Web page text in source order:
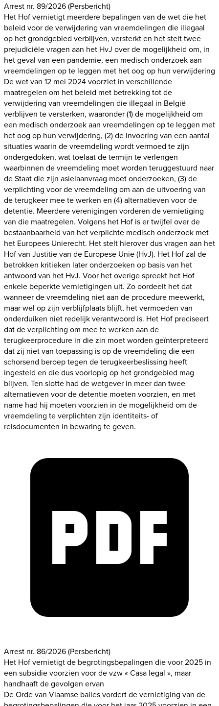
Arrest nr. 89/2026(Persbericht)
Het Hof vernietigt meerdere bepalingen van de wet die het
beleid voor de verwijdering van vreemdelingen die illegaal
op het grondgebied verblijven, versterkt en het stelt twee
prejudiciële vragen aan het HvJ over de mogelijkheid om, in
het geval van een pandemie, een medisch onderzoek aan
vreemdelingen op te leggen met het oog op hun verwijdering
De wet van 12 mei 2024 voorziet in verschillende
maatregelen om het beleid met betrekking tot de
verwijdering van vreemdelingen die illegaal in België
verblijven te versterken, waaronder (1) de mogelijkheid om
een medisch onderzoek aan vreemdelingen op te leggen met
het oog op hun verwijdering, (2) de invoering van een aantal
situaties waarin de vreemdeling wordt vermoed te zijn
ondergedoken, wat toelaat de termijn te verlengen
waarbinnen de vreemdeling moet worden teruggestuurd naar
de Staat die zijn asielaanvraag moet onderzoeken, (3) de
verplichting voor de vreemdeling om aan de uitvoering van
de terugkeer mee te werken en (4) alternatieven voor de
detentie. Meerdere verenigingen vorderen de vernietiging
van die maatregelen. Volgens het Hof is er twijfel over de
bestaanbaarheid van het verplichte medisch onderzoek met
het Europees Unierecht. Het stelt hierover dus vragen aan het
Hof van Justitie van de Europese Unie (HvJ). Het Hof zal de
betrokken kritieken later onderzoeken op basis van het
antwoord van het HvJ. Voor het overige spreekt het Hof
enkele beperkte vernietigingen uit. Zo oordeelt het dat
wanneer de vreemdeling niet aan de procedure meewerkt,
maar wel op zijn verblijfplaats blijft, het vermoeden van
onderduiken niet redelijk verantwoord is. Het Hof preciseert
dat de verplichting om mee te werken aan de
terugkeerprocedure in die zin moet worden geïnterpreteerd
dat zij niet van toepassing is op de vreemdeling die een
schorsend beroep tegen de terugkeerbeslissing heeft
ingesteld en die dus voorlopig op het grondgebied mag
blijven. Ten slotte had de wetgever in meer dan twee
alternatieven voor de detentie moeten voorzien, en met
name had hij moeten voorzien in de mogelijkheid om de
vreemdeling te verplichten zijn identiteits- of
reisdocumenten in bewaring te geven.
Arrest nr. 86/2026(Persbericht)
Het Hof vernietigt de begrotingsbepalingen die voor 2025 in
een subsidie voorzien voor de vzw « Casa legal », maar
handhaaft de gevolgen ervan
De Orde van Vlaamse balies vordert de vernietiging van de